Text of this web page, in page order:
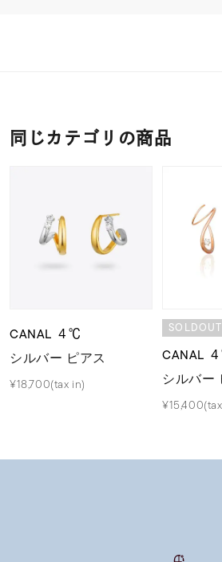
同じカテゴリの商品
CANAL ４℃
シルバー ピアス
¥18,700(tax in)
SOLDOUT
CANAL
シルバー